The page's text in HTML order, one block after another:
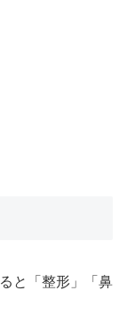
と「整形」「鼻